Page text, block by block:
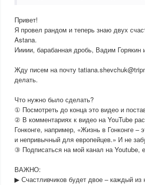
Привет!
Я провел рандом и теперь знаю двух
Astana.
Иииии, барабанная дробь, Вадим
Жду писем на почту
делать.
Что нужно было сделать?
① Посмотреть до конца это видео и
② В комментариях к видео на YouTube
Гонконге, например, «Жизнь в Гонконге
и непривычный для европейцев.» И не
③ Подписаться на мой канал на Youtube,
ВАЖНО:
▶ Счастливчиков будет двое – каждый из